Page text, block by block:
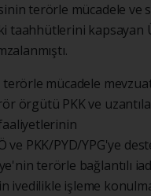
terörle mücadele ve
taahhütlerini kapsayan
terörle mücadele
örgütü PKK ve
ve PKK/PYD/YPG'ye
terörle bağlantılı
ivedilikle işleme